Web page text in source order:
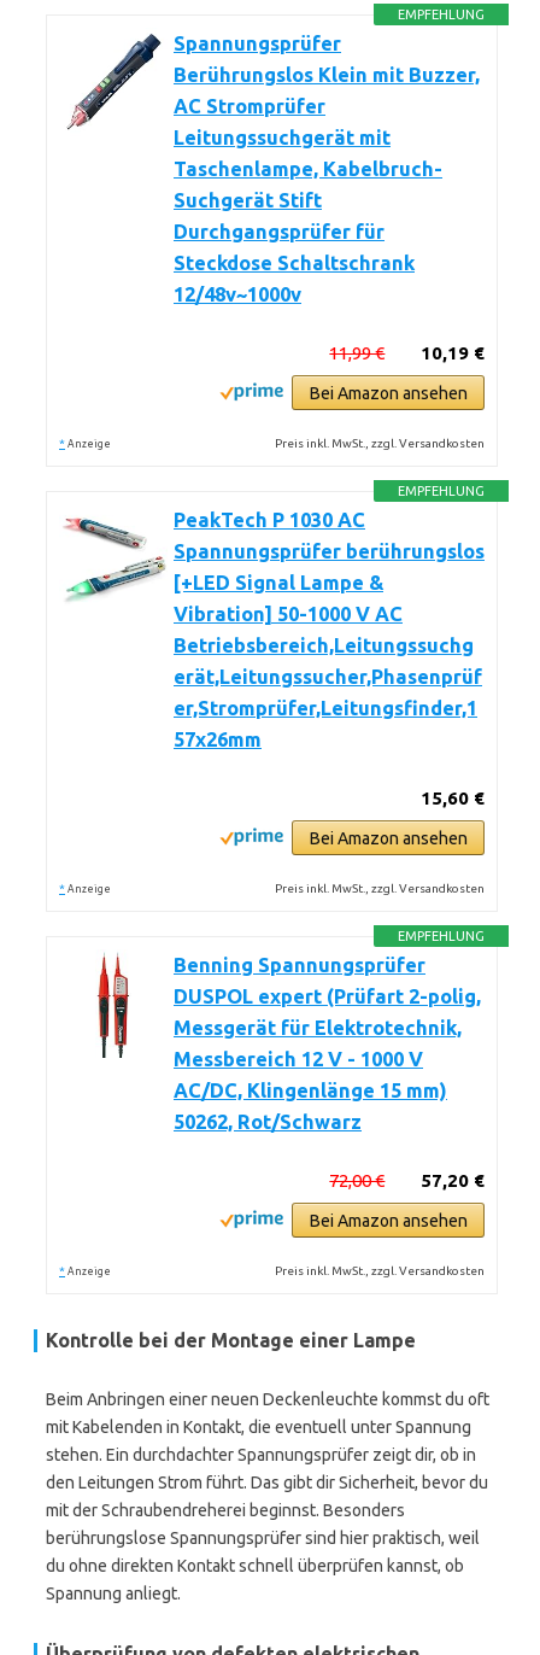
EMPFEHLUNG
Spannungsprüfer
Berührungslos Klein mit Buzzer,
AC Stromprüfer
Leitungssuchgerät mit
Taschenlampe, Kabelbruch-
Suchgerät Stift
Durchgangsprüfer für
Steckdose Schaltschrank
12/48v~1000v
10,19 €
11,99 €
Bei Amazon ansehen
* Anzeige Preis inkl. MwSt., zzgl. Versandkosten
EMPFEHLUNG
PeakTech P 1030 AC
Spannungsprüfer berührungslos
[+LED Signal Lampe &
Vibration] 50-1000 V AC
Betriebsbereich,Leitungssuchg
erät,Leitungssucher,Phasenprüf
er,Stromprüfer,Leitungsfinder,1
57x26mm
15,60 €
Bei Amazon ansehen
* Anzeige Preis inkl. MwSt., zzgl. Versandkosten
EMPFEHLUNG
Benning Spannungsprüfer
DUSPOL expert (Prüfart 2-polig,
Messgerät für Elektrotechnik,
Messbereich 12 V - 1000 V
AC/DC, Klingenlänge 15 mm)
50262, Rot/Schwarz
57,20 €
72,00 €
Bei Amazon ansehen
* Anzeige Preis inkl. MwSt., zzgl. Versandkosten
Kontrolle bei der Montage einer Lampe
Beim Anbringen einer neuen Deckenleuchte kommst du oft
mit Kabelenden in Kontakt, die eventuell unter Spannung
stehen. Ein durchdachter Spannungsprüfer zeigt dir, ob in
den Leitungen Strom führt. Das gibt dir Sicherheit, bevor du
mit der Schraubendreherei beginnst. Besonders
berührungslose Spannungsprüfer sind hier praktisch, weil
du ohne direkten Kontakt schnell überprüfen kannst, ob
Spannung anliegt.